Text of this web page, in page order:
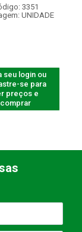
3351
UNIDADE
seu login ou
se para
preços e
comprar